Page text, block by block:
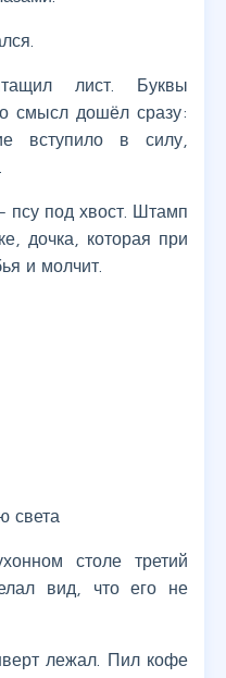
лист. Буквы
смысл дошёл сразу:
вступило в силу,
псу под хвост. Штамп
дочка, которая при
и молчит.
света
столе третий
вид, что его не
лежал. Пил кофе